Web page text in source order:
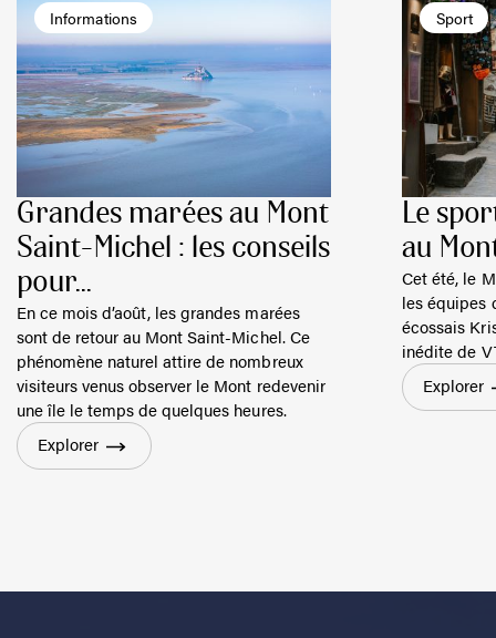
Informations
Grandes marées au Mont
Saint-Michel : les conseils
pour...
En ce mois d’août, les grandes marées
sont de retour au Mont Saint-Michel. Ce
phénomène naturel attire de nombreux
visiteurs venus observer le Mont redevenir
une île le temps de quelques heures.
Explorer
Sport
Le
au
Cet été, le
les équipes
écossais
inédite de
Explorer